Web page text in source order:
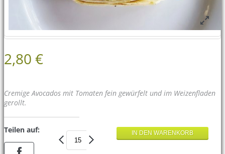
2,80 €
Cremige Avocados mit Tomaten fein gewürfelt und im Weizenfladen
gerollt.
Teilen auf: